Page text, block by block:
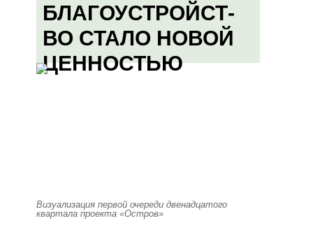
БЛАГОУСТРОЙСТ-
ВО СТАЛО НОВОЙ
ЦЕННОСТЬЮ
Визуализация первой очереди двенадцатого
квартала проекта «Остров»